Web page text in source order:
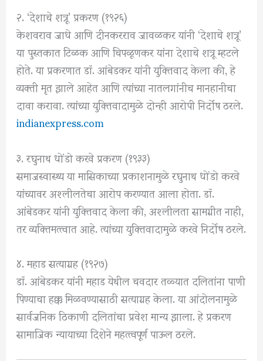
२. ‘देशाचे शत्रू’ प्रकरण (१९२६)
केशवराव जाधे आणि दीनकरराव जावळकर यांनी ‘देशाचे शत्रू’
या पुस्तकात टिळक आणि चिपळूणकर यांना देशाचे शत्रू म्हटले
होते.या प्रकरणात डॉ. आंबेडकर यांनी युक्तिवाद केला की, हे
व्यक्ती मृत झाले आहेत आणि त्यांच्या नातलगांनीच मानहानीचा
दावा करावा.त्यांच्या युक्तिवादामुळे दोन्ही आरोपी निर्दोष ठरले.
indianexpress.com
३. रघुनाथ धोंडो करवे प्रकरण (१९३३)
समाजस्वास्थ्य या मासिकाच्या प्रकाशनामुळे रघुनाथ धोंडो करवे
यांच्यावर अश्लीलतेचा आरोप करण्यात आला होता.डॉ.
आंबेडकर यांनी युक्तिवाद केला की, अश्लीलता सामग्रीत नाही,
तर व्यक्तिमत्त्वात आहे.त्यांच्या युक्तिवादामुळे करवे निर्दोष ठरले.
४. महाड सत्याग्रह (१९२७)
डॉ. आंबेडकर यांनी महाड येथील चवदार तळ्यात दलितांना पाणी
पिण्याचा हक्क मिळवण्यासाठी सत्याग्रह केला.या आंदोलनामुळे
सार्वजनिक ठिकाणी दलितांचा प्रवेश मान्य झाला.हे प्रकरण
सामाजिक न्यायाच्या दिशेने महत्त्वपूर्ण पाऊल ठरले.